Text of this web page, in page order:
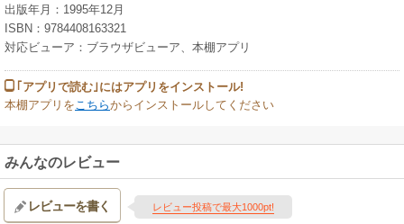
出版年月：1995年12月
ISBN：9784408163321
対応ビューア：ブラウザビューア、本棚アプリ
｢アプリで読む｣にはアプリをインストール!
本棚アプリを こちらからインストールしてください
みんなのレビュー
レビューを書く レビュー投稿で最大1000pt!